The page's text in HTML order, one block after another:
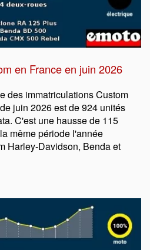
en France en juin 2026
des immatriculations Custom
juin 2026 est de 924 unités
C'est une hausse de 115
même période l'année
Harley-Davidson, Benda et